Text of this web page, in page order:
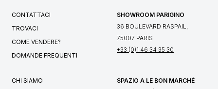
CONTATTACI
TROVACI
COME VENDERE?
DOMANDE FREQUENTI
SHOWROOM PARIGINO
36 BOULEVARD RASPAIL,
75007 PARIS
+33 (0)1 46 34 35 30
CHI SIAMO
SPAZIO A LE BON MARCHÉ